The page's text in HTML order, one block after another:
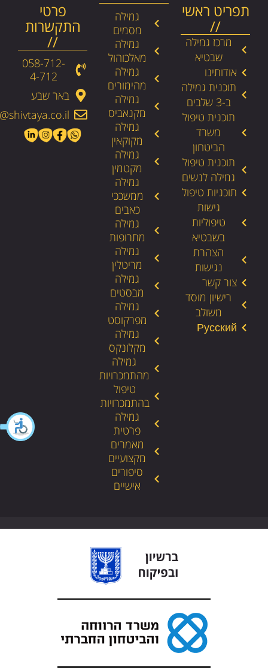
תפריט ראשי
//
מרכז גמילה
שבטיא
אודותינו
תוכנית גמילה
ב-3 שלבים
תוכנית טיפול
משרד
הביטחון
תוכנית טיפול
גמילה לנשים
תוכניות טיפול
גישות
טיפוליות
בשבטיא
הצהרת
נגישות
צור קשר
רישיון מוסד
משולב
גמילה
מסמים
גמילה
מאלכוהול
גמילה
מהימורים
גמילה
מקנאביס
גמילה
מקוקאין
גמילה
מקטמין
גמילה
ממשככי
כאבים
גמילה
מתרופות
גמילה
מריטלין
גמילה
מבסטים
גמילה
מפרקוסט
גמילה
מקלונקס
גמילה
מהתמכרויות
טיפול
בהתמכרויות
גמילה
פרטית
מאמרים
מקצועיים
סיפורים
אישיים
פרטי
התקשרות
//
058-712-
4-712​
באר שבע